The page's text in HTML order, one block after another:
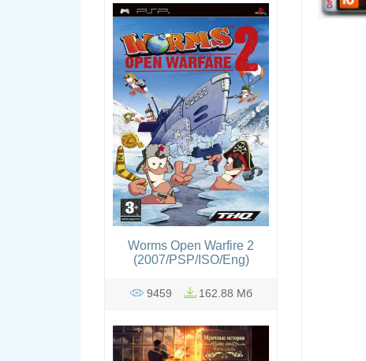
Worms Open Warfire 2
(2007/PSP/ISO/Eng)
9459 162.88 Мб